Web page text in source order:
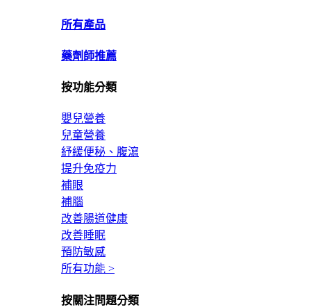
所有產品
藥劑師推薦
按功能分類
嬰兒營養
兒童營養
紓緩便秘、腹瀉
提升免疫力
補眼
補腦
改善腸道健康
改善睡眠
預防敏感
所有功能 >
按關注問題分類